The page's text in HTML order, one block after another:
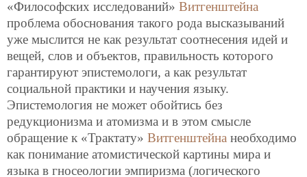
«Философских исследований» Витгенштейна
проблема обоснования такого рода высказываний
уже мыслится не как результат соотнесения идей и
вещей, слов и объектов, правильность которого
гарантируют эпистемологи, а как результат
социальной практики и научения языку.
Эпистемология не может обойтись без
редукционизма и атомизма и в этом смысле
обращение к «Трактату» Витгенштейна необходимо
как понимание атомистической картины мира и
языка в гносеологии эмпиризма (логического